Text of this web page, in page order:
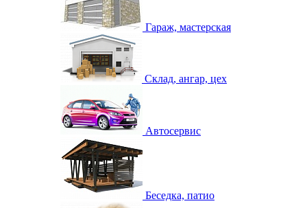
Гараж, мастерская
Склад, ангар, цех
Автосервис
Беседка, патио